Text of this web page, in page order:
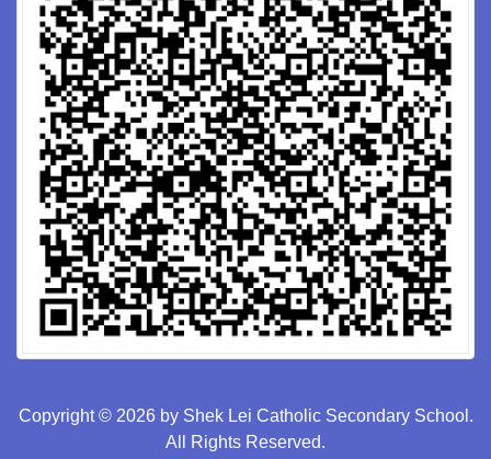
Copyright © 2026 by Shek Lei Catholic Secondary School.
All Rights Reserved.